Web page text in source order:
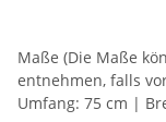
Maße (Die Maße
entnehmen, falls
Umfang: 75 cm |